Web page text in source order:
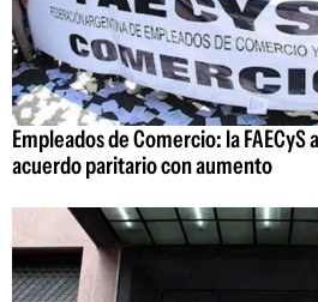
Empleados de Comercio: la
acuerdo paritario con aumento